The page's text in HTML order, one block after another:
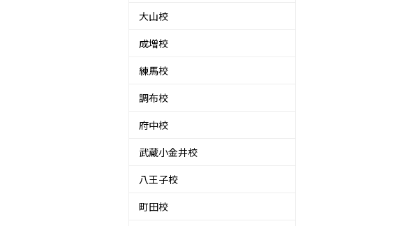
大山校
成増校
練馬校
調布校
府中校
武蔵小金井校
八王子校
町田校